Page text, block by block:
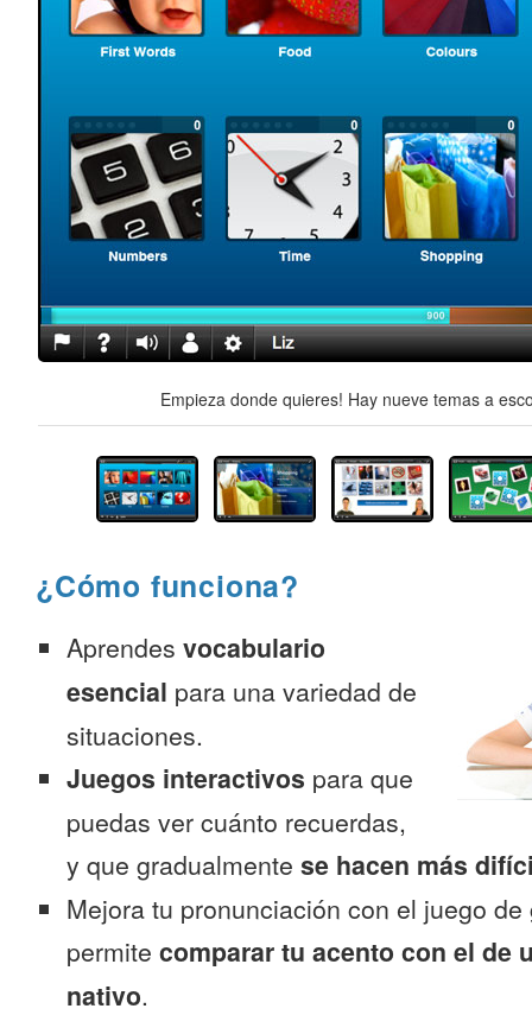
Empieza donde quieres! Hay nueve temas a
¿Cómo funciona?
Aprendes vocabulario
esencial para una variedad de
situaciones.
Juegos interactivos para que
puedas ver cuánto recuerdas,
y que gradualmente se hacen más
Mejora tu pronunciación con el juego
permite comparar tu acento con el de
nativo.